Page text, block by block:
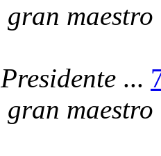
gran
Presidente ...
gran